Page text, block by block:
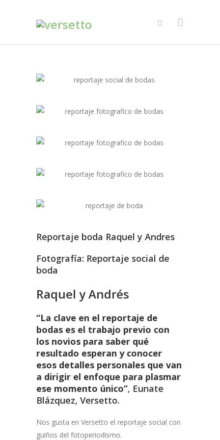
Reportaje boda Raquel y Andres
Fotografía: Reportaje social de
boda
Raquel y Andrés
“La clave en el reportaje de
bodas es el trabajo previo con
los novios para saber qué
resultado esperan y conocer
esos detalles personales que van
a dirigir el enfoque para plasmar
ese momento único”, Eunate
Blázquez, Versetto.
Nos gusta en Versetto el reportaje social con
guiños del fotoperiodismo.